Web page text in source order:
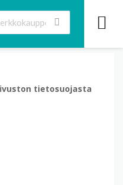
tietosuojasta